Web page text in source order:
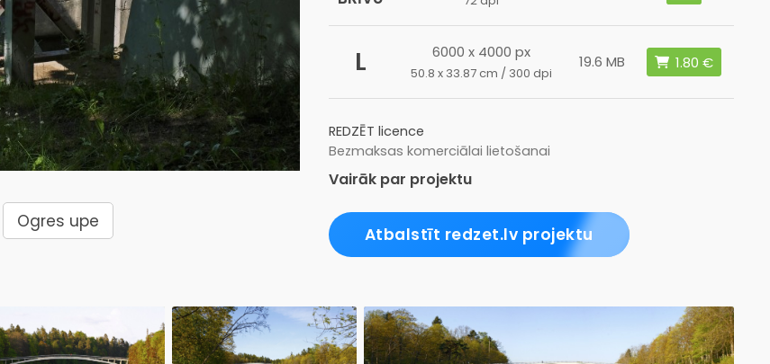
Ogres upe
L 6000 x 4000 px
50.8 x 33.87 cm / 300 dpi
19.6 MB
REDZĒT licence
Bezmaksas komerciālai lietošanai
Vairāk par projektu
Atbalstīt redzet.lv projektu